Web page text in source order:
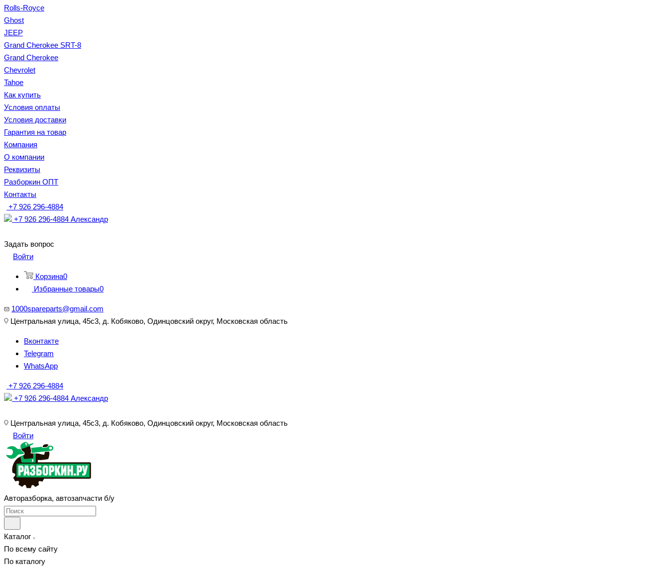
Rolls-Royce
Ghost
JEEP
Grand Cherokee SRT-8
Grand Cherokee
Chevrolet
Tahoe
Как купить
Условия оплаты
Условия доставки
Гарантия на товар
Компания
О компании
Реквизиты
Разборкин ОПТ
Контакты
+7 926 296-4884
+7 926 296-4884 Александр
Задать вопрос
Войти
Корзина0
Избранные товары0
1000spareparts@gmail.com
Центральная улица, 45с3, д. Кобяково, Одинцовский округ, Московская область
Вконтакте
Telegram
WhatsApp
+7 926 296-4884
+7 926 296-4884 Александр
Центральная улица, 45с3, д. Кобяково, Одинцовский округ, Московская область
Войти
Авторазборка, автозапчасти б/у
Каталог
По всему сайту
По каталогу